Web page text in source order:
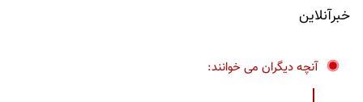
خبرآنلاین
آنچه دیگران می خوانند: